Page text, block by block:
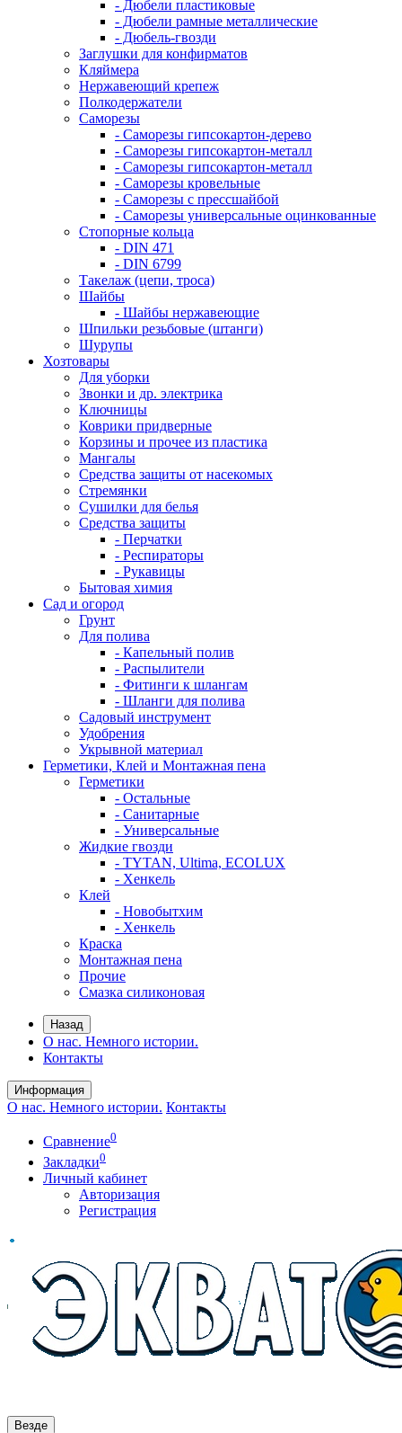
- Дюбели пластиковые
- Дюбели рамные металлические
- Дюбель-гвозди
Заглушки для конфирматов
Кляймера
Нержавеющий крепеж
Полкодержатели
Саморезы
- Саморезы гипсокартон-дерево
- Саморезы гипсокартон-металл
- Саморезы гипсокартон-металл
- Саморезы кровельные
- Саморезы с прессшайбой
- Саморезы универсальные оцинкованные
Стопорные кольца
- DIN 471
- DIN 6799
Такелаж (цепи, троса)
Шайбы
- Шайбы нержавеющие
Шпильки резьбовые (штанги)
Шурупы
Хозтовары
Для уборки
Звонки и др. электрика
Ключницы
Коврики придверные
Корзины и прочее из пластика
Мангалы
Средства защиты от насекомых
Стремянки
Сушилки для белья
Средства защиты
- Перчатки
- Респираторы
- Рукавицы
Бытовая химия
Сад и огород
Грунт
Для полива
- Капельный полив
- Распылители
- Фитинги к шлангам
- Шланги для полива
Садовый инструмент
Удобрения
Укрывной материал
Герметики, Клей и Монтажная пена
Герметики
- Остальные
- Санитарные
- Универсальные
Жидкие гвозди
- TYTAN, Ultima, ECOLUX
- Хенкель
Клей
- Новобытхим
- Хенкель
Краска
Монтажная пена
Прочие
Смазка силиконовая
Назад
О нас. Немного истории.
Контакты
Информация
О нас. Немного истории. Контакты
Сравнение0
Закладки0
Личный кабинет
Авторизация
Регистрация
Везде